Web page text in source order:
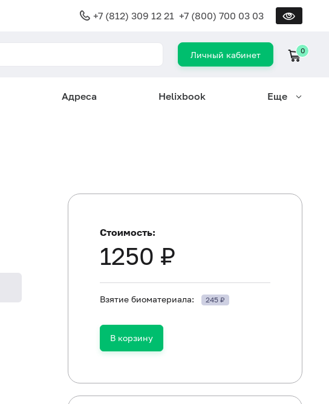
+7 (812) 309 12 21 +7 (800) 700 03 03
Личный кабинет 0
Адреса Helixbook Еще
Не курить в течение 30 минут до исследования.
Стоимость:
1250 ₽
Взятие биоматериала: 245 ₽
В корзину